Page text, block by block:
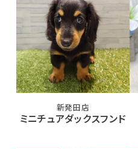
新発田店
ミニチュアダックスフンド